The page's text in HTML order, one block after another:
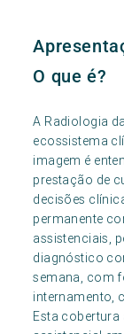
O que é?
A Radiologia da
ecossistema
imagem é
prestação de
decisões
permanente
assistenciais,
diagnóstico
semana, com
internamento,
Esta